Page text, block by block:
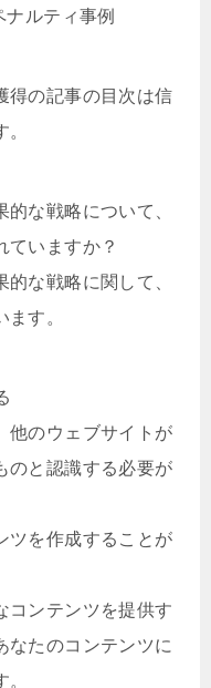
ルティ事例
得の記事の目次は信
な戦略について、
ていますか？
な戦略に関して、
す。
他のウェブサイトが
のと認識する必要が
ツを作成することが
コンテンツを提供す
なたのコンテンツに